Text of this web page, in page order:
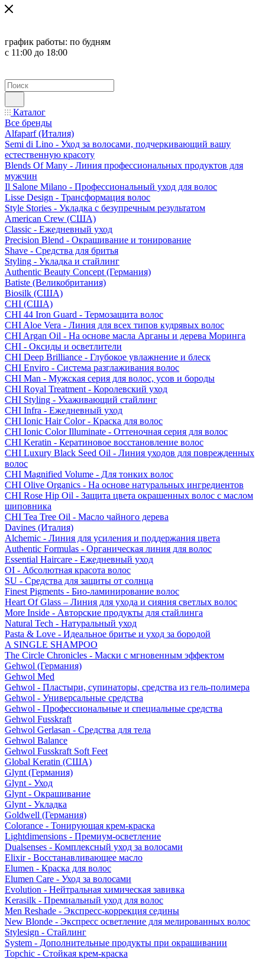
график работы: по будням
с 11:00 до 18:00
Каталог
Все бренды
Alfaparf (Италия)
Semi di Lino - Уход за волосами, подчеркивающий вашу
естественную красоту
Blends Of Many - Линия профессиональных продуктов для
мужчин
Il Salone Milano - Профессиональный уход для волос
Lisse Design - Трансформация волос
Style Stories - Укладка с безупречным результатом
American Crew (США)
Classic - Ежедневный уход
Precision Blend - Окрашивание и тонирование
Shave - Средства для бритья
Styling - Укладка и стайлинг
Authentic Beauty Concept (Германия)
Batiste (Великобритания)
Biosilk (США)
CHI (США)
CHI 44 Iron Guard - Термозащита волос
CHI Aloe Vera - Линия для всех типов кудрявых волос
CHI Argan Oil - На основе масла Арганы и дерева Моринга
CHI - Оксиды и осветлители
CHI Deep Brilliance - Глубокое увлажнение и блеск
CHI Enviro - Система разглаживания волос
CHI Man - Мужская серия для волос, усов и бороды
CHI Royal Treatment - Королевский уход
CHI Styling - Ухаживающий стайлинг
CHI Infra - Ежедневный уход
CHI Ionic Hair Color - Краска для волос
CHI Ionic Color Illuminate - Оттеночная серия для волос
CHI Keratin - Кератиновое восстановление волос
CHI Luxury Black Seed Oil - Линия уходов для поврежденных
волос
CHI Magnified Volume - Для тонких волос
CHI Olive Organics - На основе натуральных ингредиентов
CHI Rose Hip Oil - Защита цвета окрашенных волос с маслом
шиповника
CHI Tea Tree Oil - Масло чайного дерева
Davines (Италия)
Alchemic - Линия для усиления и поддержания цвета
Authentic Formulas - Органическая линия для волос
Essential Haircare - Eжедневный уход
OI - Абсолютная красота волос
SU - Средства для защиты от солнца
Finest Pigments - Био-ламинирование волос
Heart Of Glass – Линия для ухода и сияния светлых волос
More Inside - Авторские продукты для стайлинга
Natural Tech - Натуральный уход
Pasta & Love - Идеальное бритье и уход за бородой
A SINGLE SHAMPOO
The Circle Chronicles - Маски с мгновенным эффектом
Gehwol (Германия)
Gehwol Med
Gehwol - Пластыри, супинаторы, средства из гель-полимера
Gehwol - Универсальные средства
Gehwol - Профессиональные и специальные средства
Gehwol Fusskraft
Gehwol Gerlasan - Средства для тела
Gehwol Balance
Gehwol Fusskraft Soft Feet
Global Keratin (США)
Glynt (Германия)
Glynt - Уход
Glynt - Окрашивание
Glynt - Укладка
Goldwell (Германия)
Colorance - Тонирующая крем-краска
Lightdimensions - Премиум-осветление
Dualsenses - Комплексный уход за волосами
Elixir - Восстанавливающее масло
Elumen - Краска для волос
Elumen Care - Уход за волосами
Evolution - Нейтральная химическая завивка
Kerasilk - Премиальный уход для волос
Men Reshade - Экспресс-коррекция седины
New Blonde - Экспресс осветление для мелированных волос
Stylesign - Стайлинг
System - Дополнительные продукты при окрашивании
Topchic - Стойкая крем-краска